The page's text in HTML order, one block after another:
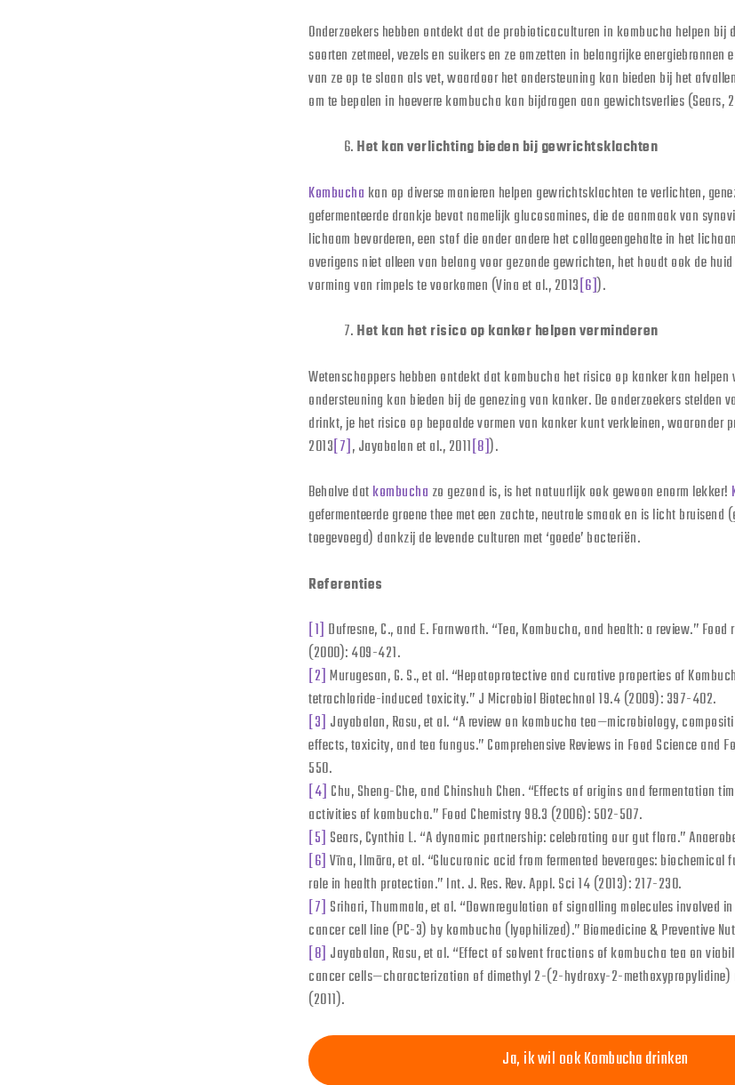
Onderzoekers hebben ontdekt dat de probioticaculturen in kombucha helpen bij
soorten zetmeel, vezels en suikers en ze omzetten in belangrijke
van ze op te slaan als vet, waardoor het ondersteuning kan bieden bij het
om te bepalen in hoeverre kombucha kan bijdragen aan gewichtsverlies (Sears,
Het kan verlichting bieden bij gewrichtsklachten
Kombucha kan op diverse manieren helpen gewrichtsklachten te verlichten,
gefermenteerde drankje bevat namelijk glucosamines, die de aanmaak van
lichaam bevorderen, een stof die onder andere het collageengehalte in het
overigens niet alleen van belang voor gezonde gewrichten, het houdt ook de
vorming van rimpels te voorkomen (Vina et al., 2013[6]).
Het kan het risico op kanker helpen verminderen
Wetenschappers hebben ontdekt dat kombucha het risico op kanker kan helpen
ondersteuning kan bieden bij de genezing van kanker. De onderzoekers stelden
drinkt, je het risico op bepaalde vormen van kanker kunt verkleinen, waaronder
2013[7], Jayabalan et al., 2011[8]).
Behalve datkombucha zo gezond is, is het natuurlijk ook gewoon enorm lekker!
gefermenteerde groene thee met een zachte, neutrale smaak en is licht
toegevoegd) dankzij de levende culturen met ‘goede’ bacteriën.
Referenties
[1] Dufresne, C., and E. Farnworth. “Tea, Kombucha, and health: a review.”
(2000): 409-421.
[2] Murugesan, G. S., et al. “Hepatoprotective and curative properties of
tetrachloride-induced toxicity.” J Microbiol Biotechnol 19.4 (2009): 397-402.
[3] Jayabalan, Rasu, et al. “A review on kombucha tea—microbiology,
effects, toxicity, and tea fungus.” Comprehensive Reviews in Food Science and
550.
[4] Chu, Sheng-Che, and Chinshuh Chen. “Effects of origins and fermentation
activities of kombucha.” Food Chemistry 98.3 (2006): 502-507.
[5] Sears, Cynthia L. “A dynamic partnership: celebrating our gut flora.”
[6] Vīna, Ilmāra, et al. “Glucuronic acid from fermented beverages:
role in health protection.” Int. J. Res. Rev. Appl. Sci 14 (2013): 217-230.
[7] Srihari, Thummala, et al. “Downregulation of signalling molecules involved
cancer cell line (PC-3) by kombucha (lyophilized).” Biomedicine & Preventive
[8] Jayabalan, Rasu, et al. “Effect of solvent fractions of kombucha tea on
cancer cells—characterization of dimethyl 2-(2-hydroxy-2-methoxypropylidine)
(2011).
Ja, ik wil ook Kombucha drinken